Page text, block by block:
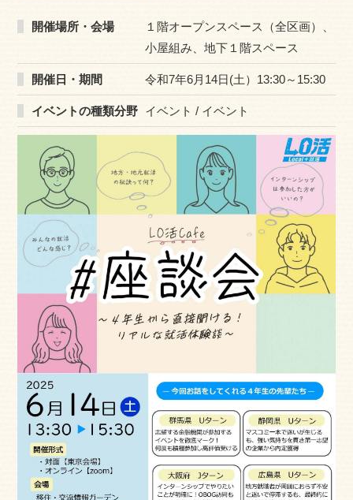
開催場所・会場
１階オープンスペース（全区画）、
小屋組み、地下１階スペース
開催日・期間 令和7年6月14日(土）13:30～15:30
イベントの種類分野 イベント / イベント